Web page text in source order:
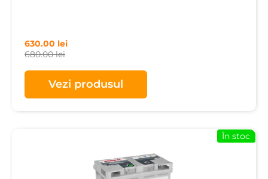
680.00lei
630.00 lei
Vezi produsul
În stoc